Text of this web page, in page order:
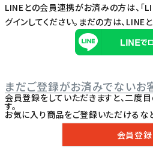
LINEとの会員連携がお済みの方は、「
グインしてください。まだの方は、 LINE
まだご登録がお済みでないお
会員登録をしていただきますと、二度
す。
お気に入り商品をご登録いただけるな
会員登録